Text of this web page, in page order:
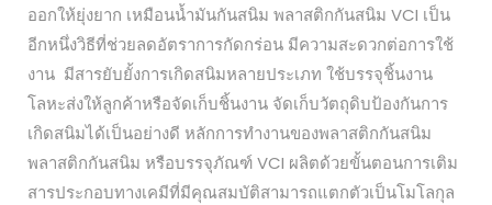
ออกให้ยุ่งยาก เหมือนน้ำมันกันสนิม พลาสติกกันสนิม VCI เป็น
อีกหนึ่งวิธีที่ช่วยลดอัตราการกัดกร่อน มีความสะดวกต่อการใช้
งาน มีสารยับยั้งการเกิดสนิมหลายประเภท ใช้บรรจุชิ้นงาน
โลหะส่งให้ลูกค้าหรือจัดเก็บชิ้นงาน จัดเก็บวัตถุดิบป้องกันการ
เกิดสนิมได้เป็นอย่างดี หลักการทำงานของพลาสติกกันสนิม
พลาสติกกันสนิม หรือบรรจุภัณฑ์ VCI ผลิตด้วยขั้นตอนการเติม
สารประกอบทางเคมีที่มีคุณสมบัติสามารถแตกตัวเป็นโมโลกุล